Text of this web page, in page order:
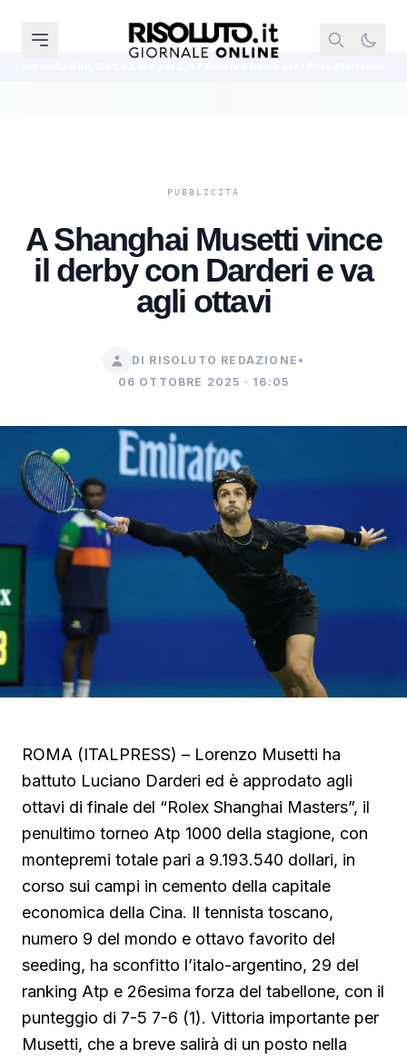
A Shanghai Musetti vince
il derby con Darderi e va
agli ottavi
DI RISOLUTO REDAZIONE •
06 OTTOBRE 2025 · 16:05
ROMA (ITALPRESS) – Lorenzo Musetti ha
battuto Luciano Darderi ed è approdato agli
ottavi di finale del “Rolex Shanghai Masters”, il
penultimo torneo Atp 1000 della stagione, con
montepremi totale pari a 9.193.540 dollari, in
corso sui campi in cemento della capitale
economica della Cina. Il tennista toscano,
numero 9 del mondo e ottavo favorito del
seeding, ha sconfitto l’italo-argentino, 29 del
ranking Atp e 26esima forza del tabellone, con il
punteggio di 7-5 7-6 (1). Vittoria importante per
Musetti, che a breve salirà di un posto nella